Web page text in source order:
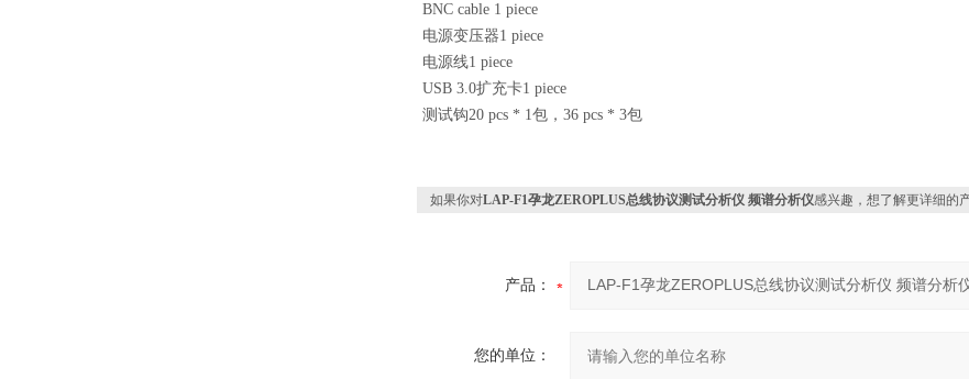
BNC cable 1 piece
电源变压器1 piece
电源线1 piece
USB 3.0扩充卡1 piece
测试钩20 pcs * 1包，36 pcs * 3包
如果你对LAP-F1孕龙ZEROPLUS总线协议测试分析仪 频谱分析仪感兴趣，想了解更详细的
产品：
您的单位：